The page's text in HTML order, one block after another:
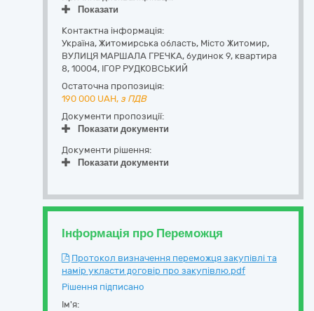
Показати
Контактна інформація:
Україна, Житомирська область, Місто Житомир,
ВУЛИЦЯ МАРШАЛА ГРЕЧКА, будинок 9, квартира
8, 10004, ІГОР РУДКОВСЬКИЙ
Остаточна пропозиція:
190 000 UAH, з ПДВ
Документи пропозиції:
Показати документи
Документи рішення:
Показати документи
Інформація про Переможця
Протокол визначення переможця закупівлі та
намір укласти договір про закупівлю.pdf
Рішення підписано
Ім'я: